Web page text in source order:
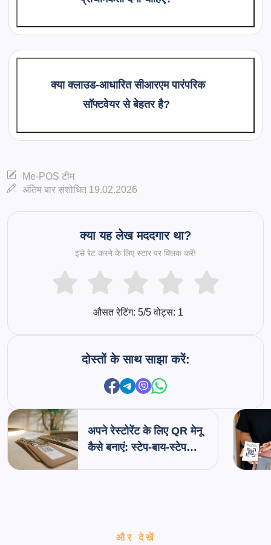
क्या क्लाउड-आधारित सीआरएम पारंपरिक
सॉफ्टवेयर से बेहतर है?
Me-POS टीम
अंतिम बार संशोधित 19.02.2026
क्या यह लेख मददगार था?
इसे रेट करने के लिए स्टार पर क्लिक करें!
औसत रेटिंग: 5/5 वोट्स: 1
दोस्तों के साथ साझा करें:
अपने रेस्टोरेंट के लिए QR मेनू
कैसे बनाएं: स्टेप-बाय-स्टेप
और देखें